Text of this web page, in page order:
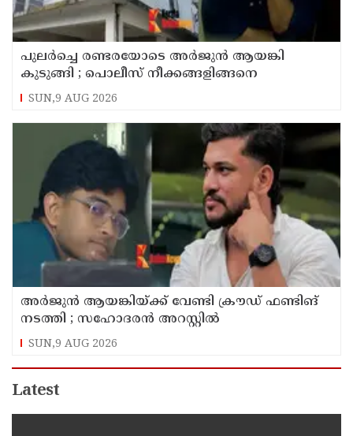
പുലര്‍ച്ചെ രണ്ടരയോടെ അര്‍ജുന്‍ ആയങ്കി
കുടുങ്ങി ; പൊലീസ് നീക്കങ്ങളിങ്ങനെ
SUN,9 AUG 2026
അര്‍ജുന്‍ ആയങ്കിയ്ക്ക് വേണ്ടി ക്രൗഡ് ഫണ്ടിങ്
നടത്തി ; സഹോദരന്‍ അറസ്റ്റില്‍
SUN,9 AUG 2026
Latest